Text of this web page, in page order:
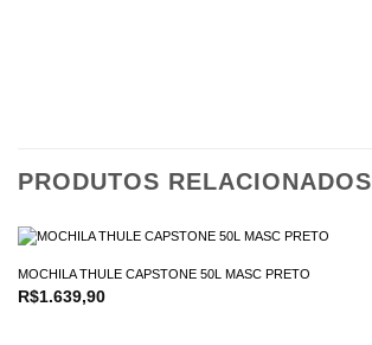
PRODUTOS RELACIONADOS
MOCHILA THULE CAPSTONE 50L MASC PRETO
R$1.639,90